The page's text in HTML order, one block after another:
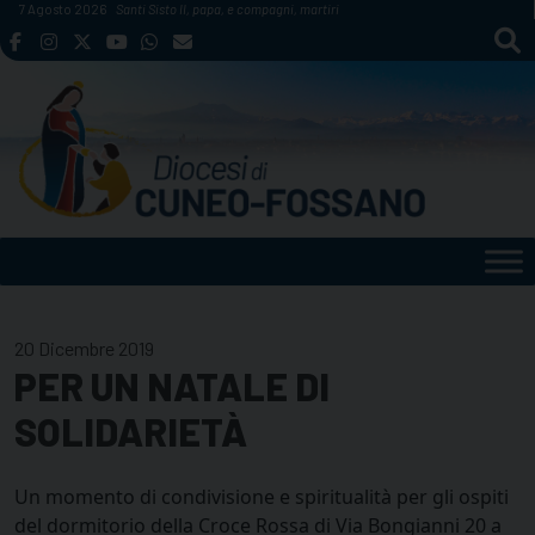
Skip
to
7 Agosto 2026 Santi Sisto II, papa, e compagni, martiri
20 Dicembre 2019
PER UN NATALE DI
SOLIDARIETÀ
Un momento di condivisione e spiritualità per gli ospiti
del dormitorio della Croce Rossa di Via Bongianni 20 a